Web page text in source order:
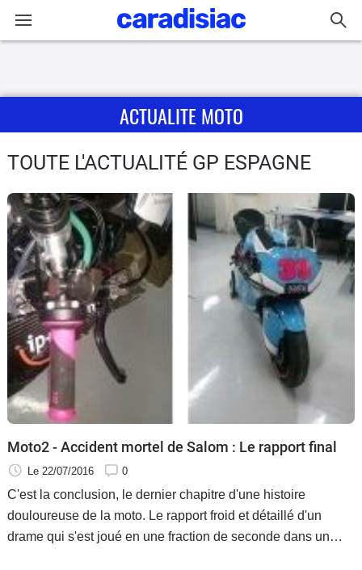
Actu
Essais
Equipement
Avis
Forum
Scooters
&
125
Marques
Auto
ACTUALITE MOTO
TOUTE L'ACTUALITÉ GP ESPAGNE
Moto2 - Accident mortel de Salom : Le rapport final
Le 22/07/2016 0
C'est la conclusion, le dernier chapitre d'une histoire
douloureuse de la moto. Le rapport froid et détaillé d'un
drame qui s'est joué en une fraction de seconde dans un